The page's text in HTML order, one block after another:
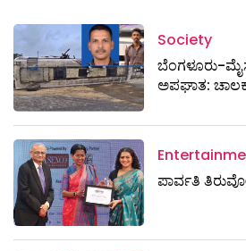
Society
ಬೆಂಗಳೂರು-
ಅಪಘಾತ:
ಪಾರ್ವತಿ